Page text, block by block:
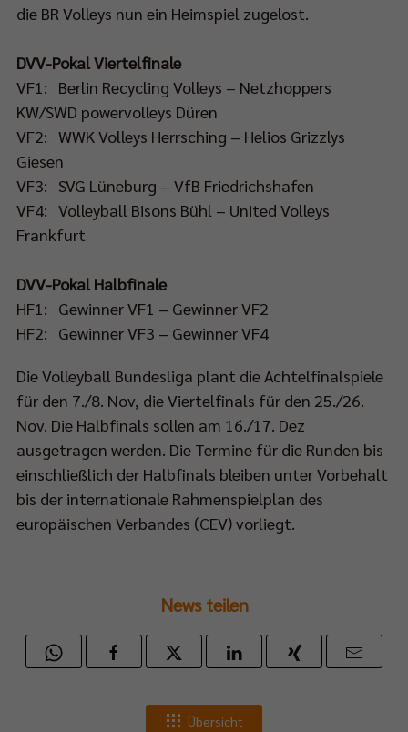
die BR Volleys nun ein Heimspiel zugelost.
DVV-Pokal Viertelfinale
VF1: Berlin Recycling Volleys – Netzhoppers
KW/SWD powervolleys Düren
VF2: WWK Volleys Herrsching – Helios Grizzlys
Giesen
VF3: SVG Lüneburg – VfB Friedrichshafen
VF4: Volleyball Bisons Bühl – United Volleys
Frankfurt
DVV-Pokal Halbfinale
HF1: Gewinner VF1 – Gewinner VF2
HF2: Gewinner VF3 – Gewinner VF4
Die Volleyball Bundesliga plant die Achtelfinalspiele
für den 7./8. Nov, die Viertelfinals für den 25./26.
Nov. Die Halbfinals sollen am 16./17. Dez
ausgetragen werden. Die Termine für die Runden bis
einschließlich der Halbfinals bleiben unter Vorbehalt
bis der internationale Rahmenspielplan des
europäischen Verbandes (CEV) vorliegt.
News teilen
Übersicht